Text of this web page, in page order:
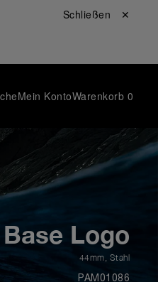
Schließen ✕
Mein KontoWarenkorb 0
Logo
44mm Stahl
PAM01086